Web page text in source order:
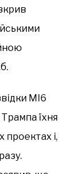
MI6
їхня
проектах і,